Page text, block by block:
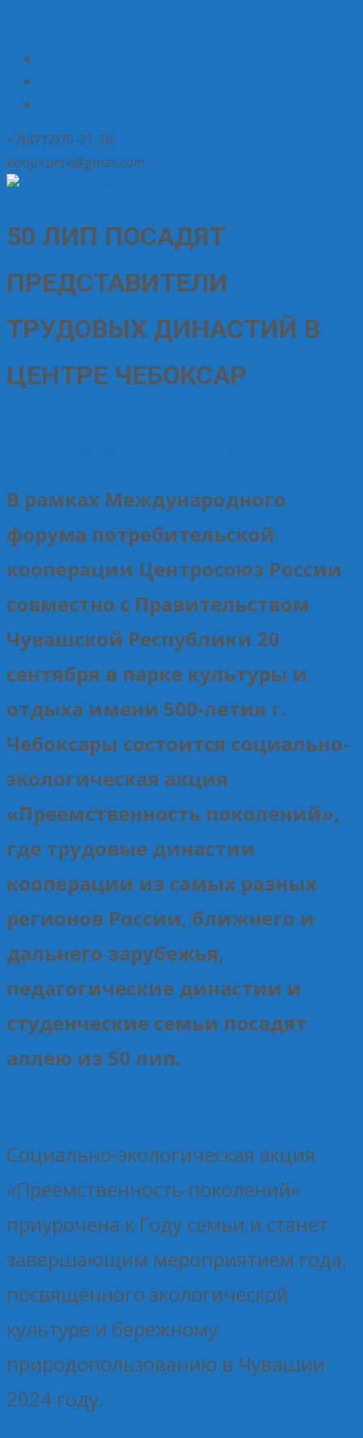
+7(4712)70-21-18
koopkursk@gmail.com
50 ЛИП ПОСАДЯТ
ПРЕДСТАВИТЕЛИ
ТРУДОВЫХ ДИНАСТИЙ В
ЦЕНТРЕ ЧЕБОКСАР
В рамках Международного
форума потребительской
кооперации Центросоюз России
совместно с Правительством
Чувашской Республики 20
сентября в парке культуры и
отдыха имени 500-летия г.
Чебоксары состоится социально-
экологическая акция
«Преемственность поколений»,
где трудовые династии
кооперации из самых разных
регионов России, ближнего и
дальнего зарубежья,
педагогические династии и
студенческие семьи посадят
аллею из 50 лип.
Социально-экологическая акция
«Преемственность поколений»
приурочена к Году семьи и станет
завершающим мероприятием года,
посвящённого экологической
культуре и бережному
природопользованию в Чувашии
2024 году.